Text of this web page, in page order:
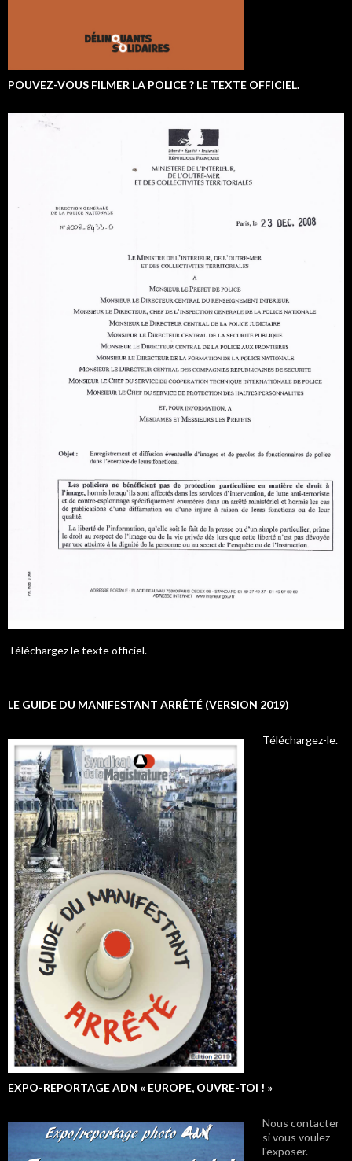
POUVEZ-VOUS FILMER LA POLICE ? LE TEXTE OFFICIEL.
Téléchargez le texte officiel.
LE GUIDE DU MANIFESTANT ARRÊTÉ (VERSION 2019)
Téléchargez-le.
EXPO-REPORTAGE ADN « EUROPE, OUVRE-TOI ! »
Nous contacter
si vous voulez
l'exposer.